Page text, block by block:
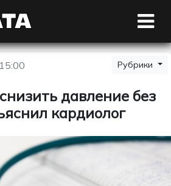
Рубрики
давление без
кардиолог